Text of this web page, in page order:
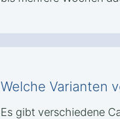
Welche Varianten
Es gibt verschiedene